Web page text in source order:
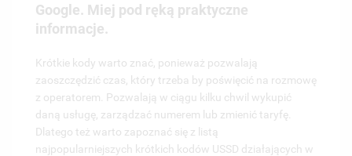
Google. Miej pod ręką praktyczne
informacje.
Krótkie kody warto znać, ponieważ pozwalają
zaoszczędzić czas, który trzeba by poświęcić na rozmowę
z operatorem. Pozwalają w ciągu kilku chwil wykupić
daną usługę, zarządzać numerem lub zmienić taryfę.
Dlatego też warto zapoznać się z listą
najpopularniejszych krótkich kodów USSD działających w